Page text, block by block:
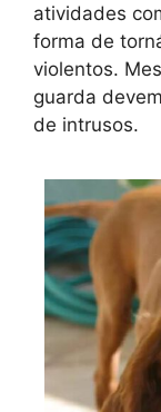
atividades
forma de
violentos.
guarda
de intrusos.